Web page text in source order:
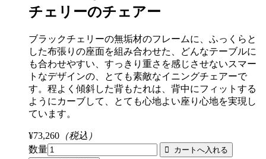
チェリーのチェアー
ブラックチェリーの無垢材のフレームに、ふっくらと
した布張りの座面を組み合わせた、どんなテーブルに
も合わせやすい、すっきり重さを感じさせないスマー
トなデザインの、とても素敵なイニングチェアーで
す。程よく傾斜した背もたれは、背中にフィットする
ようにカーブして、とても心地よい座り心地を実現し
ています。
¥73,260 （税込）
数量